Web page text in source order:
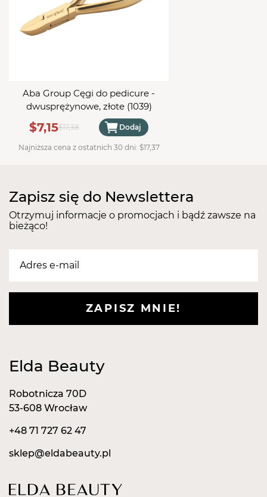
pilniczków i polerek.
Aba Group Cęgi do pedicure -
dwusprężynowe, złote (1039)
$7,15$17,38 Dodaj
Najniższa cena z ostatnich 30 dni: $17,37
Zapisz się do Newslettera
Otrzymuj informacje o promocjach i bądź zawsze na
bieżąco!
ZAPISZ MNIE!
Elda Beauty
Robotnicza 70D
53-608 Wrocław
+48 71 727 62 47
sklep@eldabeauty.pl